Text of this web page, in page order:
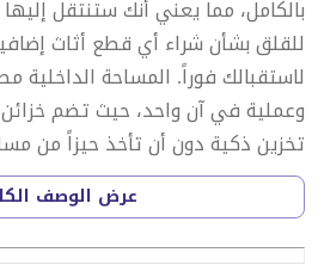
بالكامل، مما يعني أنك ستنتقل
للقلق بشأن شراء أي قطع أثاث
لاستقبالك فوراً. المساحة الداخلية
وعملية في آن واحد، حيث تضم
تخزين ذكية دون أن تأخذ حيزاً من
المطبخ مجهز بالأجهزة الأساسية
وجباتك اليومية بكل سهولة. الأرضيات
يتبع معايير فاستو، مما يضفي شعوراً
عرض الوصف